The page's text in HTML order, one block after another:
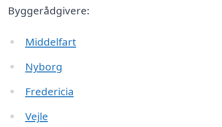
Byggerådgivere:
Middelfart
Nyborg
Fredericia
Vejle